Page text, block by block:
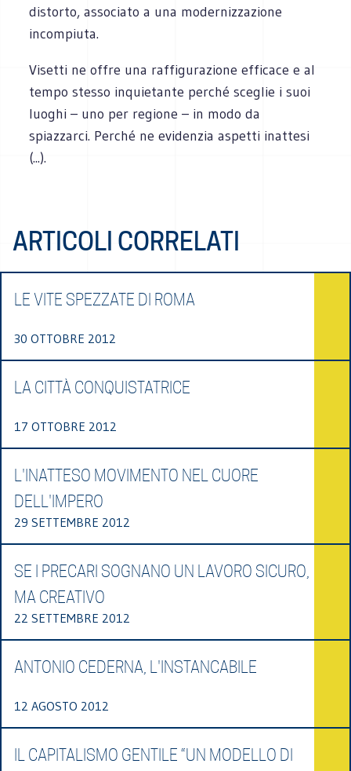
distorto, associato a una modernizzazione
incompiuta.
Visetti ne offre una raffigurazione efficace e al
tempo stesso inquietante perché sceglie i suoi
luoghi – uno per regione – in modo da
spiazzarci. Perché ne evidenzia aspetti inattesi
(...).
ARTICOLI CORRELATI
LE VITE SPEZZATE DI ROMA
30 OTTOBRE 2012
LA CITTÀ CONQUISTATRICE
17 OTTOBRE 2012
L'INATTESO MOVIMENTO NEL CUORE
DELL'IMPERO
29 SETTEMBRE 2012
SE I PRECARI SOGNANO UN LAVORO SICURO,
MA CREATIVO
22 SETTEMBRE 2012
ANTONIO CEDERNA, L'INSTANCABILE
12 AGOSTO 2012
IL CAPITALISMO GENTILE “UN MODELLO DI